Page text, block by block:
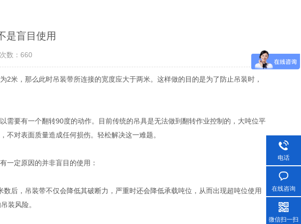
是盲目使用
数：660
2米，那么此时吊装带所连接的宽度应大于两米。这样做的目的是为了防止吊装时，
要有一个翻转90度的动作。目前传统的吊具是无法做到翻转作业控制的，大吨位平
对表面质量造成任何损伤。轻松解决这一难题。
定原因的并非盲目的使用：
，吊装带不仅会降低其破断力，严重时还会降低承载吨位，从而出现超吨位使用
装风险。
电话
在线咨询
微信扫一扫